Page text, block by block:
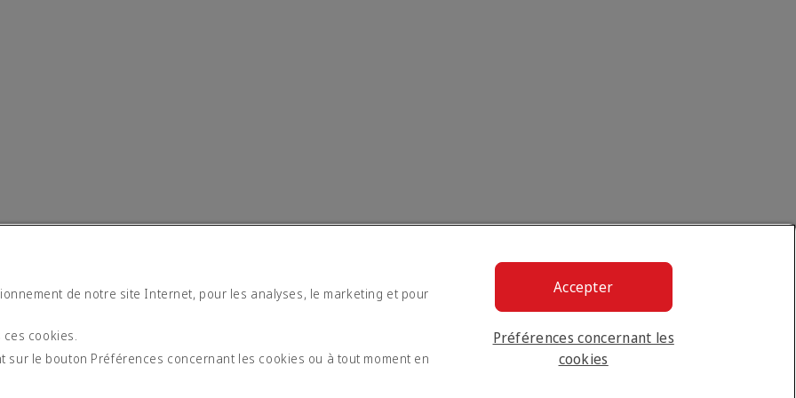
de notre site Internet, pour les analyses, le marketing et pour
ces cookies.
le bouton Préférences concernant les cookies ou à tout moment en
Préférences concernant les
cookies
Accepter